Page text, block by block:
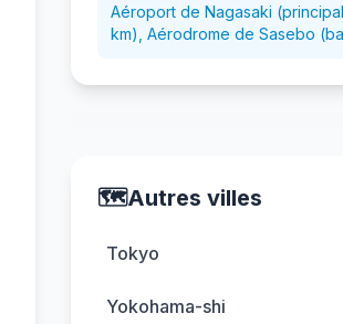
Aéroport de Nagasaki
km), Aérodrome de Sasebo
🗺️Autres villes
Tokyo
Yokohama-shi